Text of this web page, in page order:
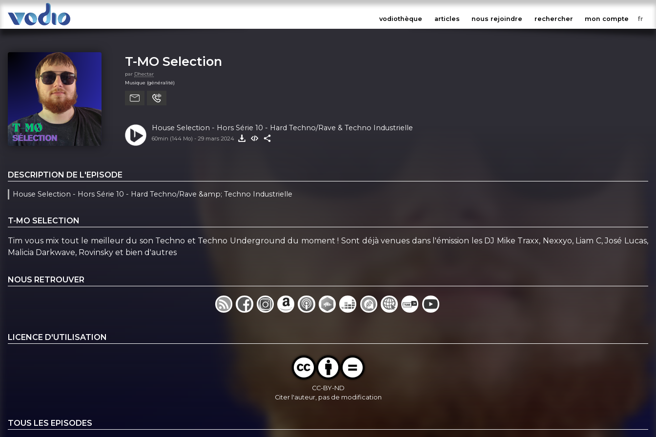
vodiothèque articles nous rejoindre rechercher mon compte
T-MO Selection
par Dhectar
Musique (généralité)
House Selection - Hors Série 10 - Hard Techno/Rave & Techno Industrielle
60min (144 Mo) - 29 mars 2024
DESCRIPTION DE L'EPISODE
House Selection - Hors Série 10 - Hard Techno/Rave &amp; Techno Industrielle
T-MO SELECTION
Tim vous mix tout le meilleur du son Techno et Techno Underground du moment ! Sont déjà venues dans l'émission les DJ Mike Traxx, Nexxyo, Liam C, José Lucas,
Malicia Darkwave, Rovinsky et bien d'autres
NOUS RETROUVER
LICENCE D'UTILISATION
CC-BY-ND
Citer l'auteur, pas de modification
TOUS LES EPISODES